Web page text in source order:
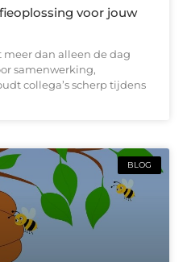
voor jouw
meer dan alleen de dag
samenwerking,
collega’s scherp tijdens
BLOG